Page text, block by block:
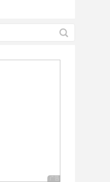
广告 商业广告，理性选择